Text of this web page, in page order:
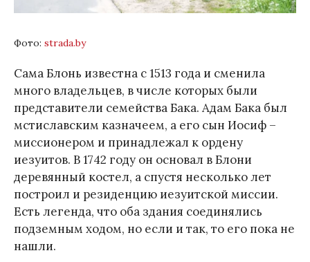
Фото: strada.by
Сама Блонь известна с 1513 года и сменила
много владельцев, в числе которых были
представители семейства Бака. Адам Бака был
мстиславским казначеем, а его сын Иосиф –
миссионером и принадлежал к ордену
иезуитов. В 1742 году он основал в Блони
деревянный костел, а спустя несколько лет
построил и резиденцию иезуитской миссии.
Есть легенда, что оба здания соединялись
подземным ходом, но если и так, то его пока не
нашли.